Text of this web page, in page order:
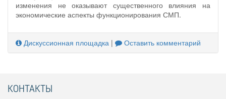
изменения не оказывают существенного влияния на
экономические аспекты функционирования СМП.
Дискуссионная площадка | Оставить комментарий
КОНТАКТЫ